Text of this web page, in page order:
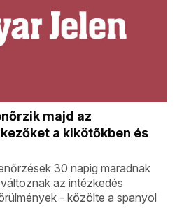
majd az
a kikötőkben és
30 napig maradnak
az intézkedés
- közölte a spanyol